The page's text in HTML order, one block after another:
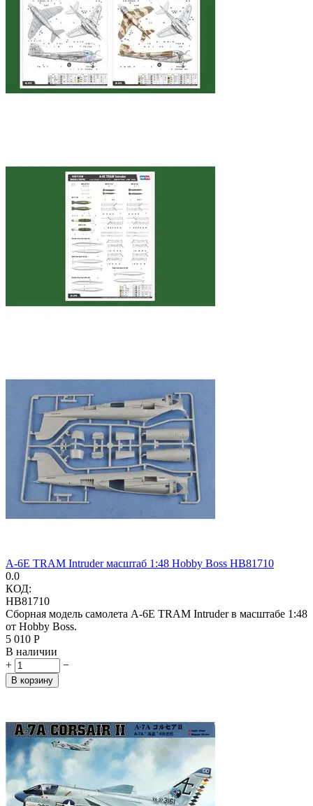
A-6E TRAM Intruder масштаб 1:48 Hobby Boss HB81710
0.0
КОД:
HB81710
Сборная модель самолета A-6E TRAM Intruder в масштабе 1:48
от Hobby Boss.
5 010 Р
В наличии
+
−
В корзину